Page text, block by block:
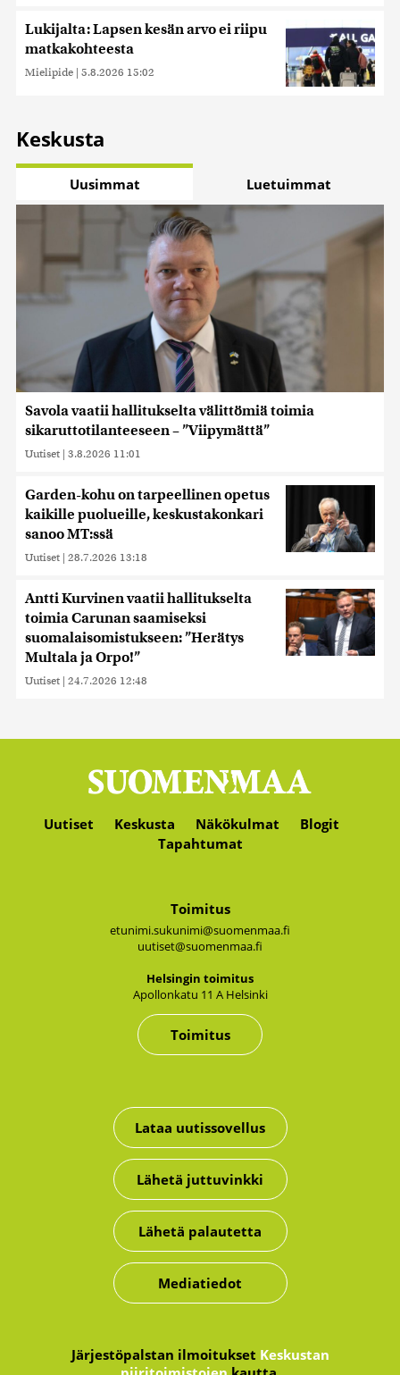
Lukijalta: Lapsen kesän arvo ei riipu
matkakohteesta
Mielipide | 5.8.2026 15:02
Keskusta
Uusimmat Luetuimmat
Savola vaatii hallitukselta välittömiä toimia
sikaruttotilanteeseen – ”Viipymättä”
Uutiset | 3.8.2026 11:01
Garden-kohu on tarpeellinen opetus
kaikille puolueille, keskustakonkari
sanoo MT:ssä
Uutiset | 28.7.2026 13:18
Antti Kurvinen vaatii hallitukselta
toimia Carunan saamiseksi
suomalaisomistukseen: ”Herätys
Multala ja Orpo!”
Uutiset | 24.7.2026 12:48
Uutiset Keskusta Näkökulmat
Blogit
Tapahtumat
Toimitus
etunimi.sukunimi@suomenmaa.fi
uutiset@suomenmaa.fi
Hel­sin­gin toi­mi­tus
Apol­lon­ka­tu 11 A Hel­sin­ki
Toimitus
Lataa uutissovellus
Lähetä juttuvinkki
Lähetä palautetta
Mediatiedot
Järjestöpalstan ilmoitukset Keskustan